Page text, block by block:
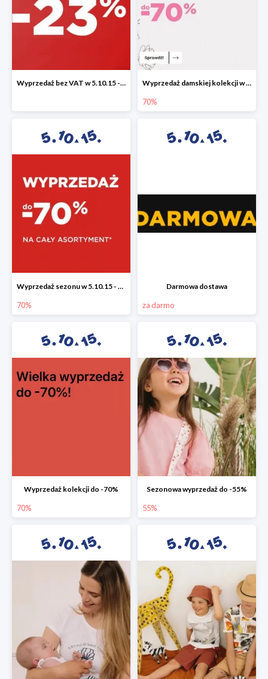
Wyprzedaż bez VAT w 5.10.15 - dodatkowe -23% rabatu Wyprzedaż damskiej kolekcji w 5.10.15 - ubrania, obuwie i dodatki do -70%
70%
Wyprzedaż sezonu w 5.10.15 - cały asortyment -70%
70%
Darmowa dostawa
za darmo
Wyprzedaż kolekcji do -70%
70%
Sezonowa wyprzedaż do -55%
55%